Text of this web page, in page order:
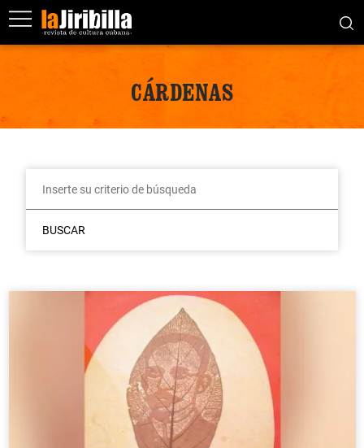
CÁRDENAS
BUSCAR